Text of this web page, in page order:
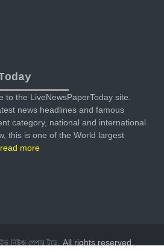
to the LiveNewsPaperToday site.
news headlines and famous
category, national and international
this is one of the World largest
read more
নিউজ পেপার টুডে . All rights reserved.